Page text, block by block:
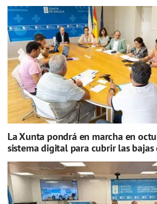
La Xunta pondrá en marcha en
sistema digital para cubrir las bajas